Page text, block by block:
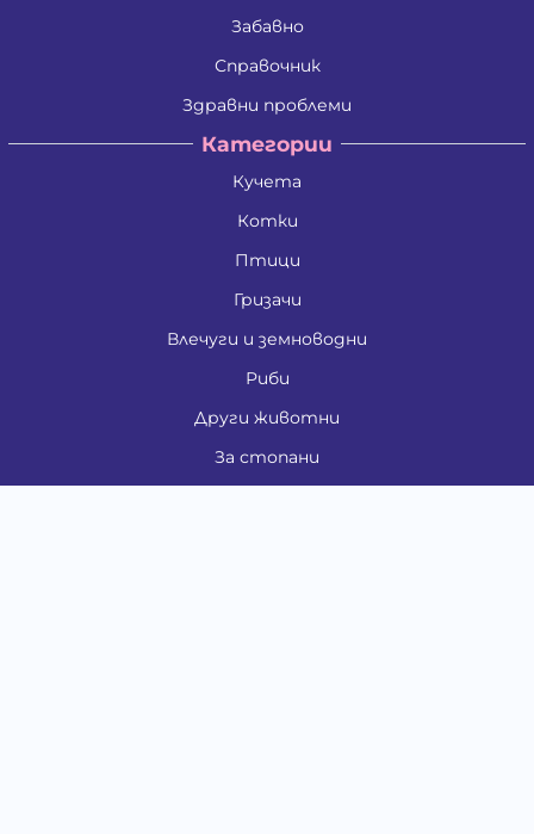
Забавно
Справочник
Здравни проблеми
Категории
Кучета
Котки
Птици
Гризачи
Влечуги и земноводни
Риби
Други животни
За стопани